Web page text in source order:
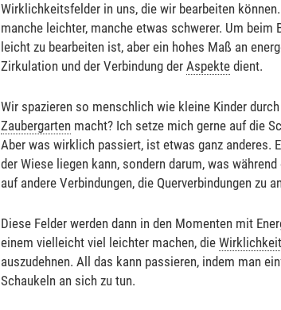
Wirklichkeitsfelder in uns, die wir bearbeiten
manche leichter, manche etwas schwerer. Um
leicht zu bearbeiten ist, aber ein hohes Maß an
Zirkulation und der Verbindung der Aspektedient.
Wir spazieren so menschlich wie kleine Kinder
Zaubergartenmacht? Ich setze mich gerne auf die
Aber was wirklich passiert, ist etwas ganz anderes.
der Wiese liegen kann, sondern darum, was
auf andere Verbindungen, die Querverbindungen zu
Diese Felder werden dann in den Momenten mit
einem vielleicht viel leichter machen, die Wirklichkeit
auszudehnen. All das kann passieren, indem man
Schaukeln an sich zu tun.